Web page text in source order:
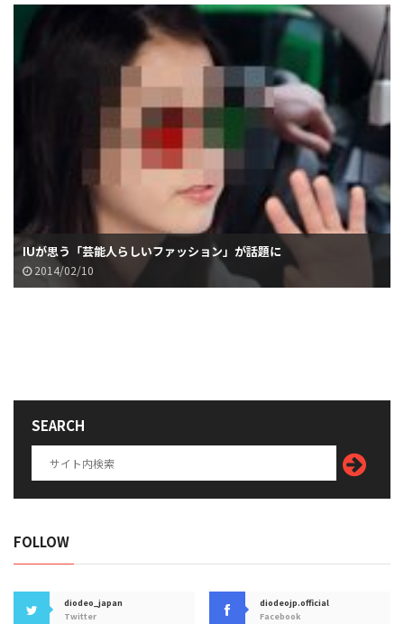
IUが思う「芸能人らしいファッション」が話題に
2014/02/10
SEARCH
FOLLOW
diodeo_japan
Twitter
diodeojp.official
Facebook